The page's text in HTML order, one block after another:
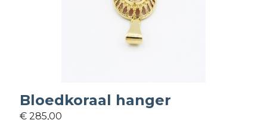
Bloedkoraal hanger
€ 285,00